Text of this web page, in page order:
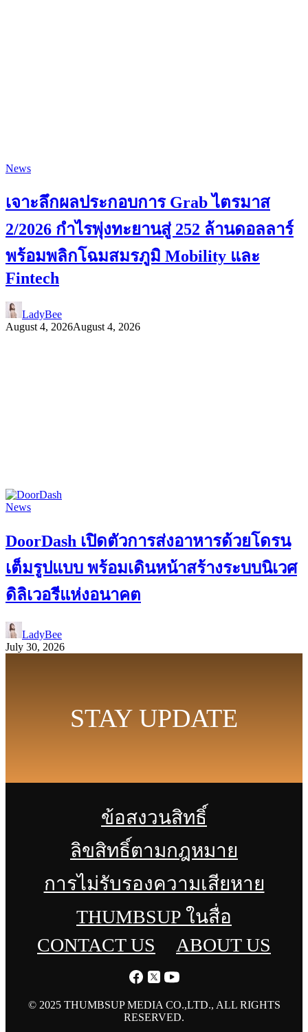
News
เจาะลึกผลประกอบการ Grab ไตรมาส
2/2026 กำไรพุ่งทะยานสู่ 252 ล้านดอลลาร์
พร้อมพลิกโฉมสมรภูมิ Mobility และ
Fintech
LadyBee
August 4, 2026August 4, 2026
News
DoorDash เปิดตัวการส่งอาหารด้วยโดรน
เต็มรูปแบบ พร้อมเดินหน้าสร้างระบบนิเวศ
ดิลิเวอรีแห่งอนาคต
LadyBee
July 30, 2026
STAY UPDATE
ข้อสงวนสิทธิ์
ลิขสิทธิ์ตามกฎหมาย
การไม่รับรองความเสียหาย
THUMBSUP ในสื่อ
CONTACT US
ABOUT US
© 2025 THUMBSUP MEDIA CO.,LTD., ALL RIGHTS
RESERVED.